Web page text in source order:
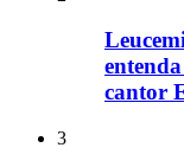
cantor
3